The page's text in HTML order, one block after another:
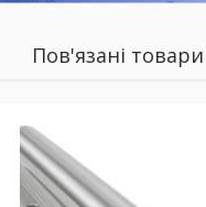
Пов'язані товари